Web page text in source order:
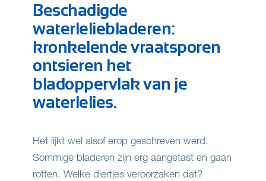
Beschadigde
waterleliebladeren:
kronkelende vraatsporen
ontsieren het
bladoppervlak van je
waterlelies.
Het lijkt wel alsof erop geschreven werd.
Sommige bladeren zijn erg aangetast en gaan
rotten. Welke diertjes veroorzaken dat?